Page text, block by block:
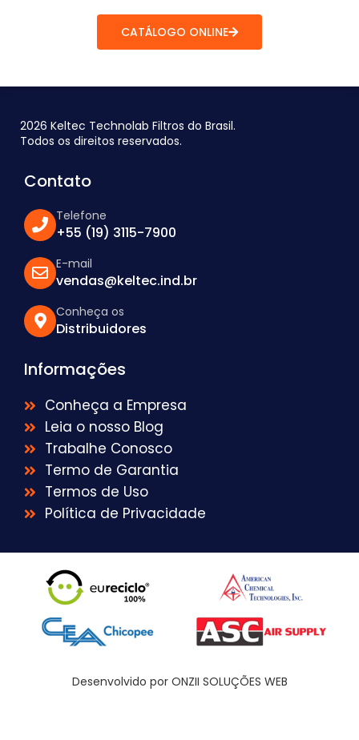
CATÁLOGO ONLINE
2026 Keltec Technolab Filtros do Brasil.
Todos os direitos reservados.
Contato
Telefone
+55 (19) 3115-7900
E-mail
vendas@keltec.ind.br
Conheça os
Distribuidores
Informações
Conheça a Empresa
Leia o nosso Blog
Trabalhe Conosco
Termo de Garantia
Termos de Uso
Política de Privacidade
Desenvolvido por ONZII SOLUÇÕES WEB